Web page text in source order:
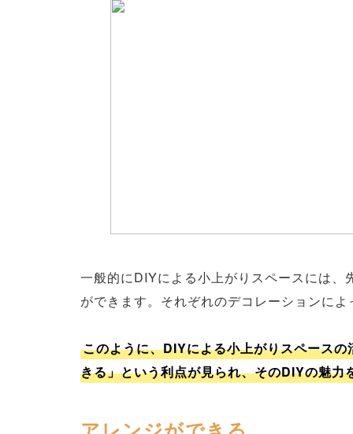
一般的にDIYによる小上がりスペースには
ができます。それぞれのデコレーションに
このように、DIYによる小上がりスペース
きる」という利点が見られ、そのDIYの魅